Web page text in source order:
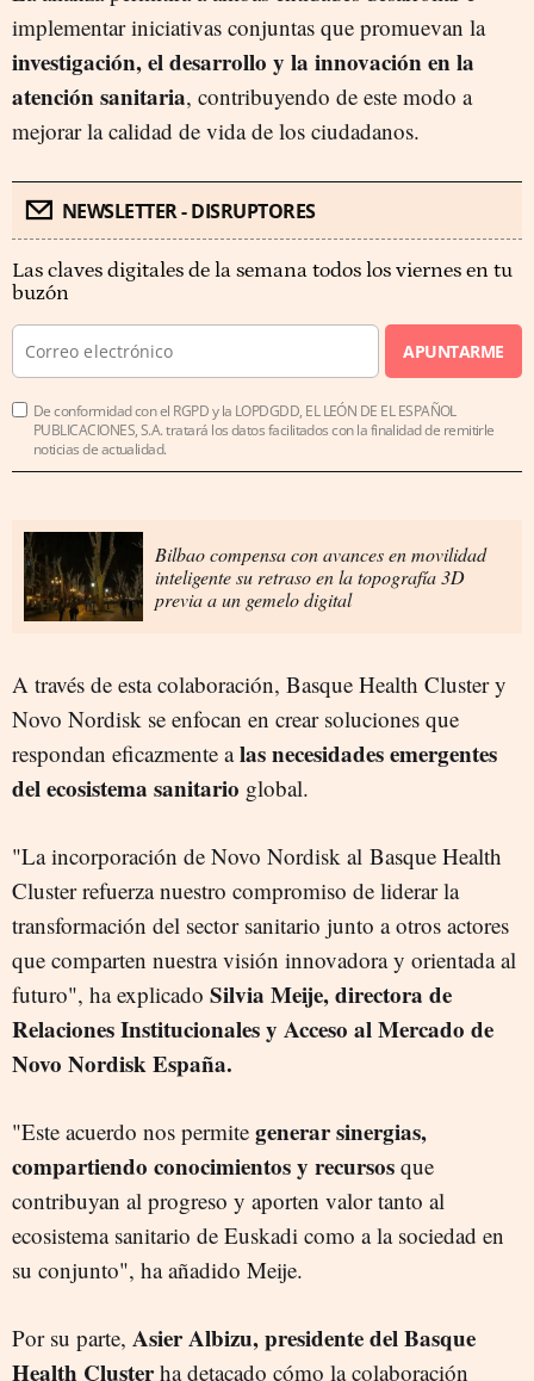
implementar iniciativas conjuntas que promuevan la
investigación, el desarrollo y la innovación en la
atención sanitaria, contribuyendo de este modo a
mejorar la calidad de vida de los ciudadanos.
NEWSLETTER - DISRUPTORES
Las claves digitales de la semana todos los viernes en tu
buzón
APUNTARME
De conformidad con el RGPD y la LOPDGDD, EL LEÓN DE EL ESPAÑOL
PUBLICACIONES, S.A. tratará los datos facilitados con la finalidad de remitirle
noticias de actualidad.
Bilbao compensa con avances en movilidad
inteligente su retraso en la topografía 3D
previa a un gemelo digital
A través de esta colaboración, Basque Health Cluster y
Novo Nordisk se enfocan en crear soluciones que
respondan eficazmente alas necesidades emergentes
del ecosistema sanitario global.
"La incorporación de Novo Nordisk al Basque Health
Cluster refuerza nuestro compromiso de liderar la
transformación del sector sanitario junto a otros actores
que comparten nuestra visión innovadora y orientada al
futuro", ha explicado Silvia Meije, directora de
Relaciones Institucionales y Acceso al Mercado de
Novo Nordisk España.
"Este acuerdo nos permite generar sinergias,
compartiendo conocimientos y recursos que
contribuyan al progreso y aporten valor tanto al
ecosistema sanitario de Euskadi como a la sociedad en
su conjunto", ha añadido Meije.
Por su parte, Asier Albizu, presidente del Basque
Health Clusterha detacado cómo la colaboración